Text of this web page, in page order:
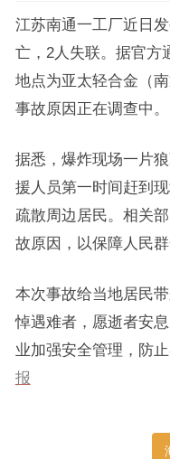
江苏南通一工厂近日
亡，2人失联。据官方
地点为亚太轻合金（
事故原因正在调查中。
据悉，爆炸现场一片
援人员第一时间赶到
疏散周边居民。相关
故原因，以保障人民
本次事故给当地居民
悼遇难者，愿逝者安
业加强安全管理，防
报